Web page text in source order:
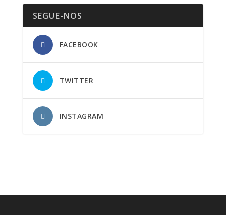
SEGUE-NOS
FACEBOOK
TWITTER
INSTAGRAM